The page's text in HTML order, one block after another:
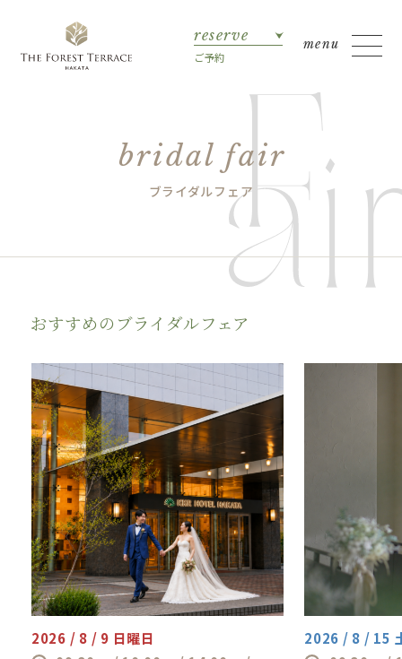
reserve
ご予約
bridal fair
ブライダルフェア
おすすめのブライダルフェア
2026 / 8 / 9 日曜日
2026 / 8 / 15